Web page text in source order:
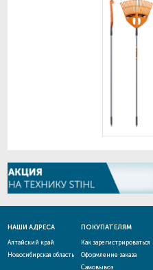
НАШИ АДРЕСА
Алтайский край
Новосибирская область
ПОКУПАТЕЛЯМ
Как зарегистрироваться
Оформление заказа
Самовывоз